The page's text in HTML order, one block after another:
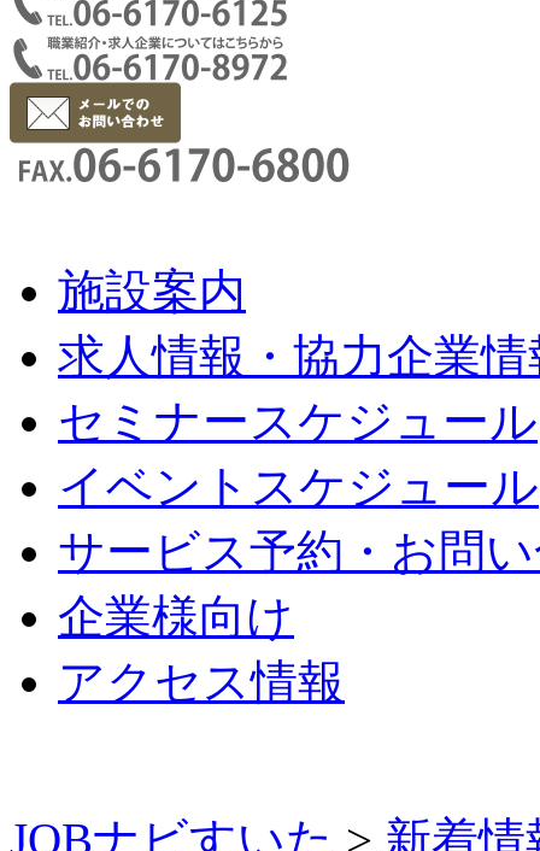
施設案内
求人情報・協力企業情
セミナースケジュール
イベントスケジュール
サービス予約・お問
企業様向け
アクセス情報
JOBナビすいた > 新着情